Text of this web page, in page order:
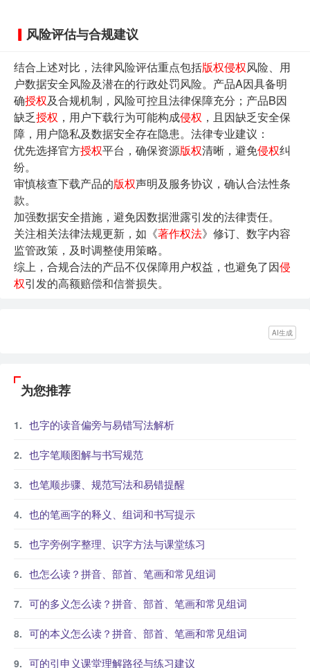
风险评估与合规建议
结合上述对比，法律风险评估重点包括版权侵权风险、用
户数据安全风险及潜在的行政处罚风险。产品A因具备明
确授权及合规机制，风险可控且法律保障充分；产品B因
缺乏授权 ，用户下载行为可能构成侵权 ，且因缺乏安全保
障，用户隐私及数据安全存在隐患。法律专业建议：
优先选择官方授权平台，确保资源版权清晰，避免侵权纠
纷。
审慎核查下载产品的版权声明及服务协议，确认合法性条
款。
加强数据安全措施，避免因数据泄露引发的法律责任。
关注相关法律法规更新，如《著作权法》修订、数字内容
监管政策，及时调整使用策略。
综上，合规合法的产品不仅保障用户权益，也避免了因侵
权引发的高额赔偿和信誉损失。
AI生成
为您推荐
也字的读音偏旁与易错写法解析
也字笔顺图解与书写规范
也笔顺步骤、规范写法和易错提醒
也的笔画字的释义、组词和书写提示
也字旁例字整理、识字方法与课堂练习
也怎么读？拼音、部首、笔画和常见组词
可的多义怎么读？拼音、部首、笔画和常见组词
可的本义怎么读？拼音、部首、笔画和常见组词
可的引申义课堂理解路径与练习建议